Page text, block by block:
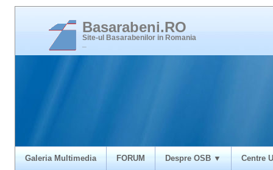
Basarabeni.RO
Site-ul Basarabenilor in Romania
Galeria Multimedia FORUM Despre OSB ▼ Centre